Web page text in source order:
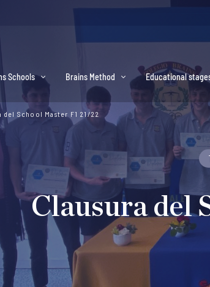
Schools Brains Method Educational
del School Master F1 21/22
Clausura del